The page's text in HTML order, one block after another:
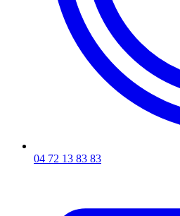
04 72 13 83 83